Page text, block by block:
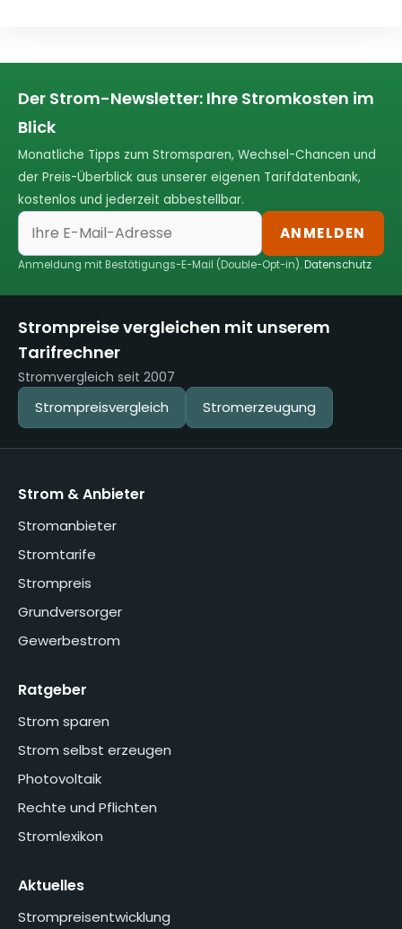
Der Strom-Newsletter: Ihre Stromkosten im
Blick
Monatliche Tipps zum Stromsparen, Wechsel-Chancen und
der Preis-Überblick aus unserer eigenen Tarifdatenbank,
kostenlos und jederzeit abbestellbar.
ANMELDEN
Anmeldung mit Bestätigungs-E-Mail (Double-Opt-in).Datenschutz
Strompreise vergleichen mit unserem
Tarifrechner
Stromvergleich seit 2007
Strompreisvergleich Stromerzeugung
Strom & Anbieter
Stromanbieter
Stromtarife
Strompreis
Grundversorger
Gewerbestrom
Ratgeber
Strom sparen
Strom selbst erzeugen
Photovoltaik
Rechte und Pflichten
Stromlexikon
Aktuelles
Strompreisentwicklung